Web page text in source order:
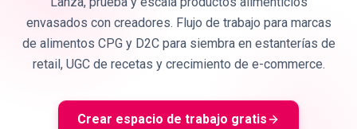
envasados con creadores. Flujo de trabajo para marcas
de alimentos CPG y D2C para siembra en estanterías de
retail, UGC de recetas y crecimiento de e-commerce.
Crear espacio de trabajo gratis